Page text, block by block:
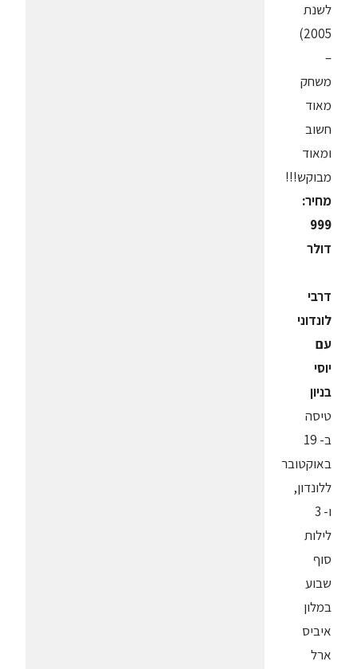
לשנת
2005)
–
משחק
מאוד
חשוב
ומאוד
מבוקש!!!
מחיר:
999
דולר
דרבי
לונדוני
עם
יוסי
בניון
טיסה
ב- 19
באוקטובר
ללונדון,
ו- 3
לילות
סוף
שבוע
במלון
איביס
ארל